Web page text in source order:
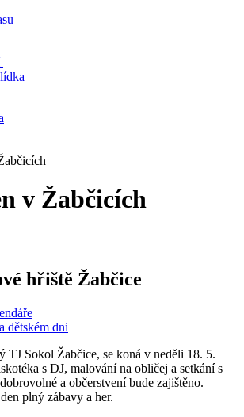
v Žabčicích
hřiště Žabčice
TJ Sokol Žabčice, se koná v neděli 18. 5.
s DJ, malování na obličej a setkání s
a občerstvení bude zajištěno.
plný zábavy a her.